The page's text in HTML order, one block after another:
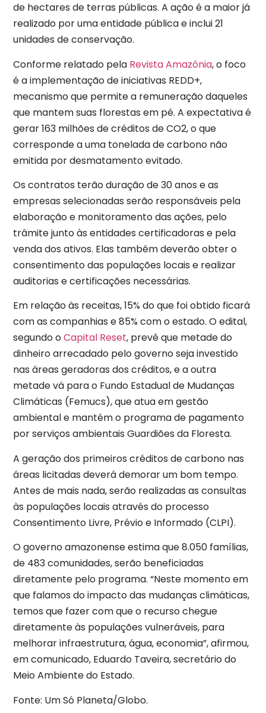
de hectares de terras públicas. A ação é a maior já
realizado por uma entidade pública e inclui 21
unidades de conservação.
Conforme relatado pela Revista Amazônia, o foco
é a implementação de iniciativas REDD+,
mecanismo que permite a remuneração daqueles
que mantem suas florestas em pé. A expectativa é
gerar 163 milhões de créditos de CO2, o que
corresponde a uma tonelada de carbono não
emitida por desmatamento evitado.
Os contratos terão duração de 30 anos e as
empresas selecionadas serão responsáveis pela
elaboração e monitoramento das ações, pelo
trâmite junto às entidades certificadoras e pela
venda dos ativos. Elas também deverão obter o
consentimento das populações locais e realizar
auditorias e certificações necessárias.
Em relação às receitas, 15% do que foi obtido ficará
com as companhias e 85% com o estado. O edital,
segundo oCapital Reset, prevê que metade do
dinheiro arrecadado pelo governo seja investido
nas áreas geradoras dos créditos, e a outra
metade vá para o Fundo Estadual de Mudanças
Climáticas (Femucs), que atua em gestão
ambiental e mantém o programa de pagamento
por serviços ambientais Guardiões da Floresta.
A geração dos primeiros créditos de carbono nas
áreas licitadas deverá demorar um bom tempo.
Antes de mais nada, serão realizadas as consultas
às populações locais através do processo
Consentimento Livre, Prévio e Informado (CLPI).
O governo amazonense estima que 8.050 famílias,
de 483 comunidades, serão beneficiadas
diretamente pelo programa. “Neste momento em
que falamos do impacto das mudanças climáticas,
temos que fazer com que o recurso chegue
diretamente às populações vulneráveis, para
melhorar infraestrutura, água, economia”, afirmou,
em comunicado, Eduardo Taveira, secretário do
Meio Ambiente do Estado.
Fonte: Um Só Planeta/Globo.